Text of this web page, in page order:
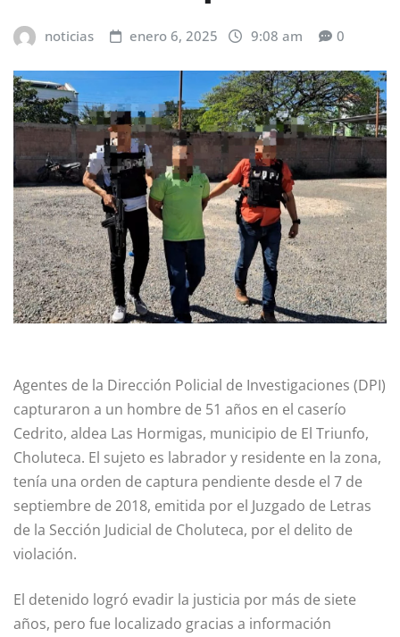
noticias enero 6, 2025 9:08 am 0
Agentes de la Dirección Policial de Investigaciones (DPI)
capturaron a un hombre de 51 años en el caserío
Cedrito, aldea Las Hormigas, municipio de El Triunfo,
Choluteca. El sujeto es labrador y residente en la zona,
tenía una orden de captura pendiente desde el 7 de
septiembre de 2018, emitida por el Juzgado de Letras
de la Sección Judicial de Choluteca, por el delito de
violación.
El detenido logró evadir la justicia por más de siete
años, pero fue localizado gracias a información